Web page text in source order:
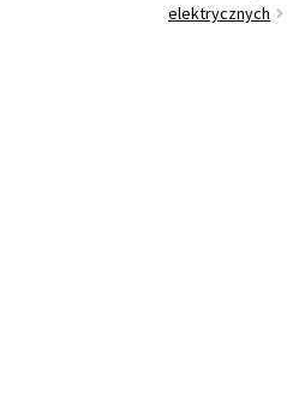
elektrycznych